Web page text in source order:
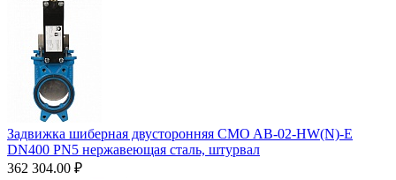
Задвижка шиберная двусторонняя CMO AB-02-HW(N)-E
DN400 PN5 нержавеющая сталь, штурвал
362 304.00 ₽